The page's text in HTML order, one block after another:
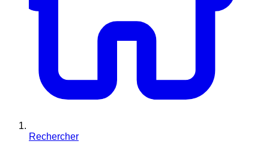
Rechercher